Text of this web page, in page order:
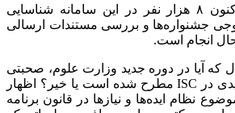
به گفته فاضل‌زاده؛ تاکنون ۸ هزار نفر در این سامانه شناسایی
جشنواره‌ها و بررسی مستندات ارسالی
انجام است.
که آیا در دوره جدید وزارت علوم، صحبتی
در مورد برنامه‌های جدیدی در ISC مطرح شده است یا خیر؟ اظهار
نظام ایده‌ها و نیازها در قانون برنامه